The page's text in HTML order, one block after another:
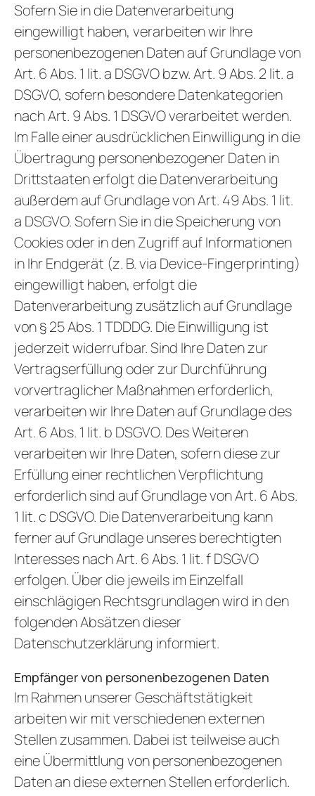
Sofern Sie in die Datenverarbeitung
eingewilligt haben, verarbeiten wir Ihre
personenbezogenen Daten auf Grundlage von
Art. 6 Abs. 1 lit. a DSGVO bzw. Art. 9 Abs. 2 lit. a
DSGVO, sofern besondere Datenkategorien
nach Art. 9 Abs. 1 DSGVO verarbeitet werden.
Im Falle einer ausdrücklichen Einwilligung in die
Übertragung personenbezogener Daten in
Drittstaaten erfolgt die Datenverarbeitung
außerdem auf Grundlage von Art. 49 Abs. 1 lit.
a DSGVO. Sofern Sie in die Speicherung von
Cookies oder in den Zugriff auf Informationen
in Ihr Endgerät (z. B. via Device-Fingerprinting)
eingewilligt haben, erfolgt die
Datenverarbeitung zusätzlich auf Grundlage
von § 25 Abs. 1 TDDDG. Die Einwilligung ist
jederzeit widerrufbar. Sind Ihre Daten zur
Vertragserfüllung oder zur Durchführung
vorvertraglicher Maßnahmen erforderlich,
verarbeiten wir Ihre Daten auf Grundlage des
Art. 6 Abs. 1 lit. b DSGVO. Des Weiteren
verarbeiten wir Ihre Daten, sofern diese zur
Erfüllung einer rechtlichen Verpflichtung
erforderlich sind auf Grundlage von Art. 6 Abs.
1 lit. c DSGVO. Die Datenverarbeitung kann
ferner auf Grundlage unseres berechtigten
Interesses nach Art. 6 Abs. 1 lit. f DSGVO
erfolgen. Über die jeweils im Einzelfall
einschlägigen Rechtsgrundlagen wird in den
folgenden Absätzen dieser
Datenschutzerklärung informiert.
Empfänger von personenbezogenen Daten
Im Rahmen unserer Geschäftstätigkeit
arbeiten wir mit verschiedenen externen
Stellen zusammen. Dabei ist teilweise auch
eine Übermittlung von personenbezogenen
Daten an diese externen Stellen erforderlich.